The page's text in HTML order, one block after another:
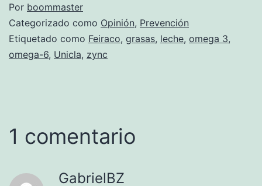
Por boommaster
Categorizado como Opinión, Prevención
Etiquetado como Feiraco, grasas, leche, omega 3,
omega-6, Unicla, zync
1 comentario
GabrielBZ